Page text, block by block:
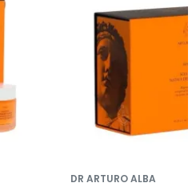
DR ARTURO ALBA